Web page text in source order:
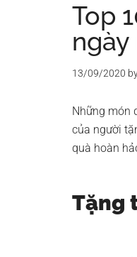
Top
ngày
13/09/2020
Những món
của người
quà hoàn
Tặng